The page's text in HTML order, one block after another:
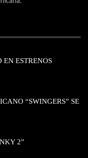
EN ESTRENOS
“SWINGERS” SE
2”